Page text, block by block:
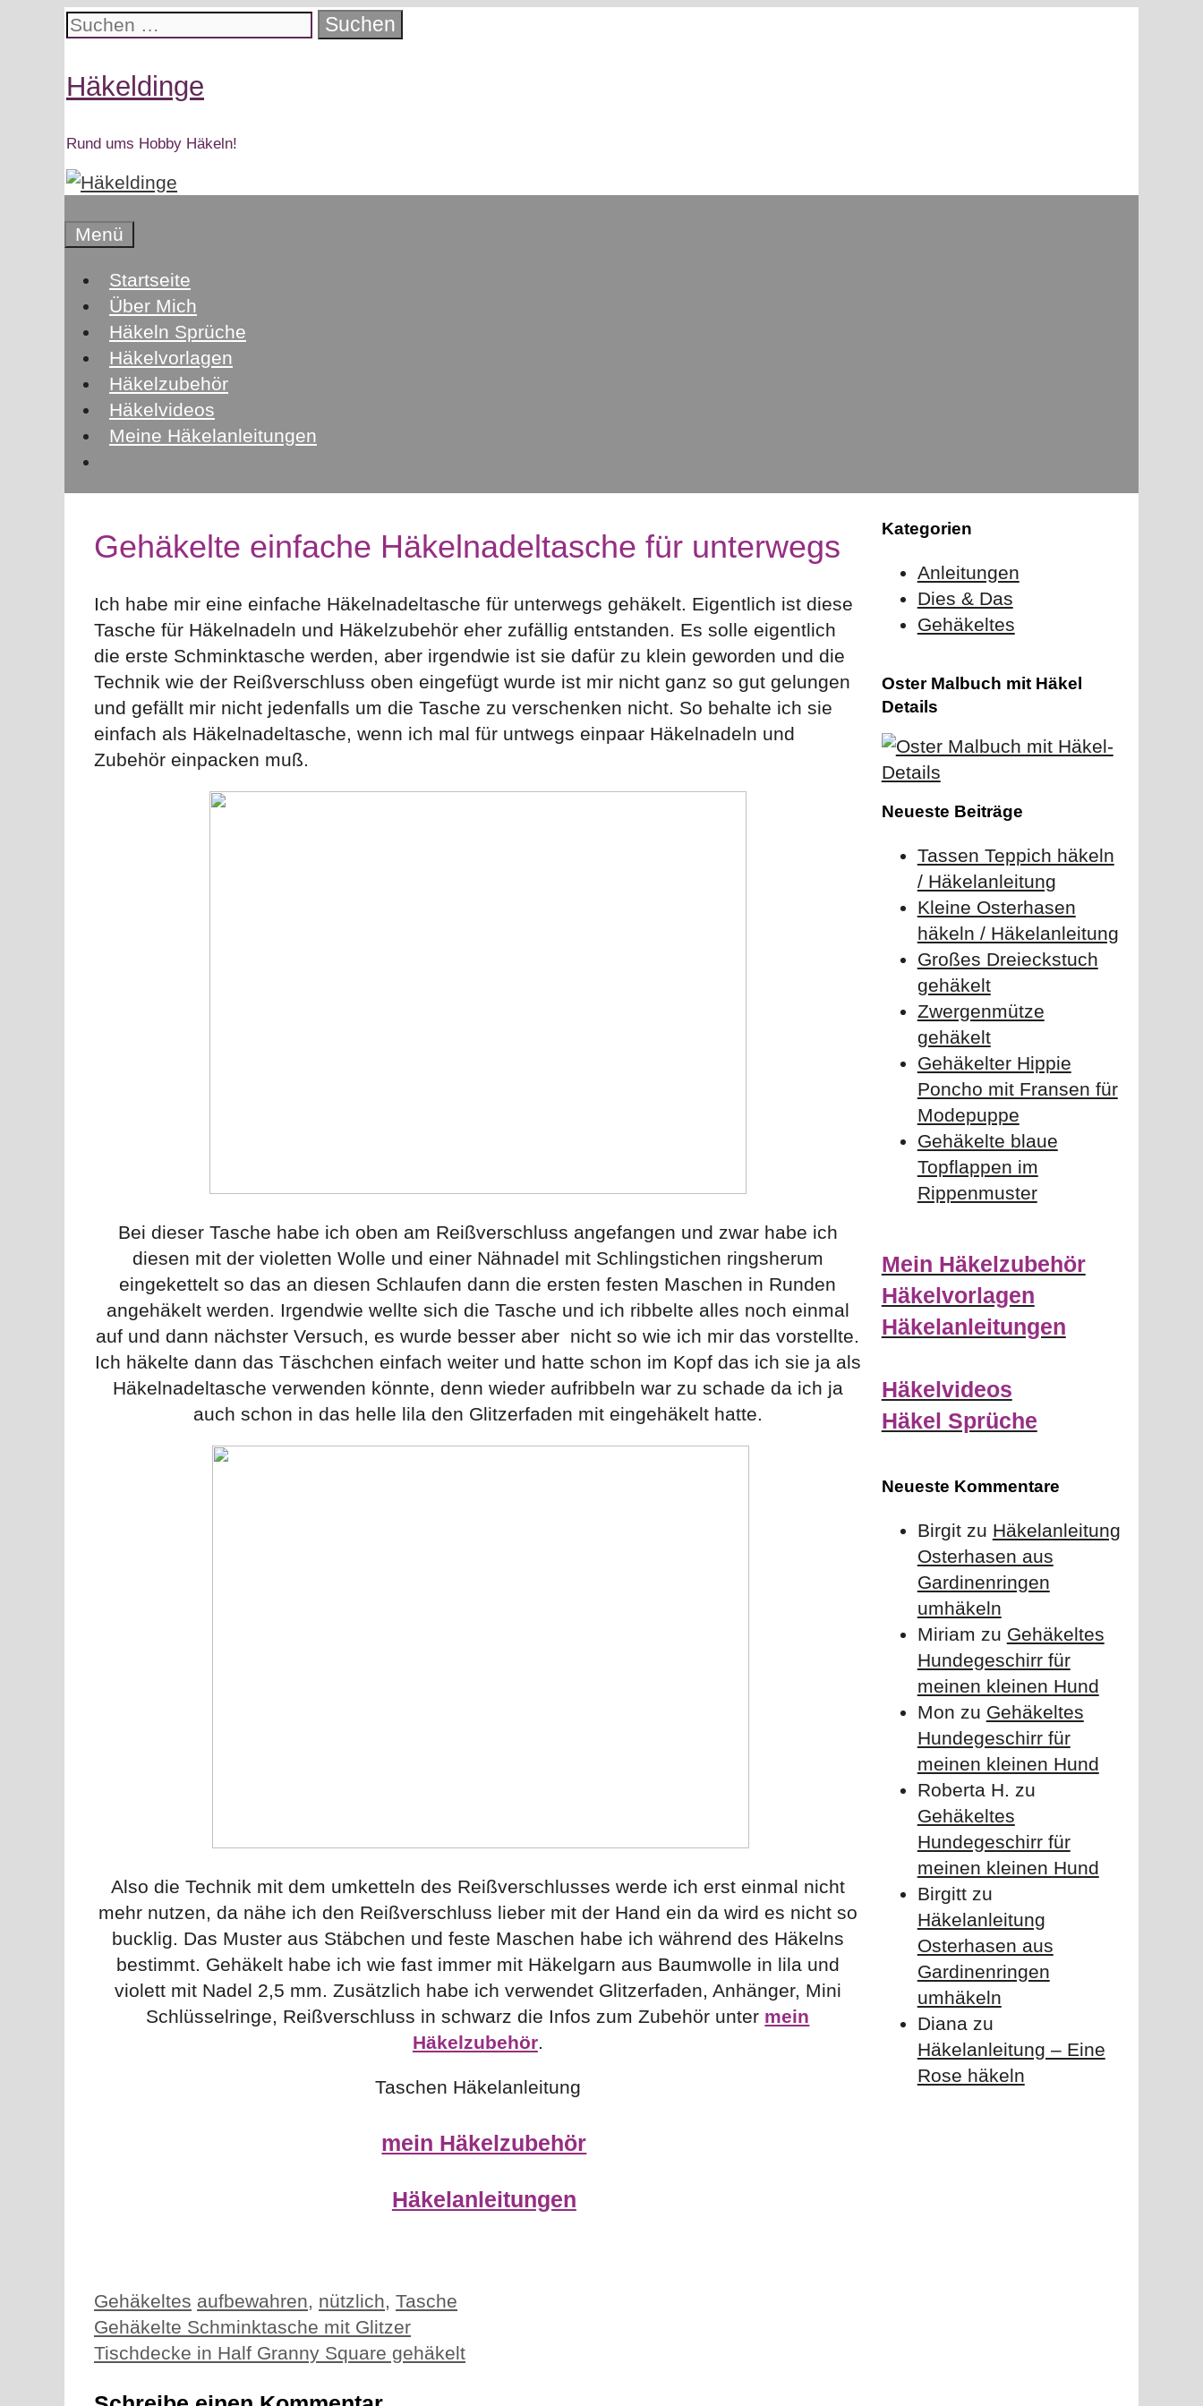
Suchen
Häkeldinge
Rund ums Hobby Häkeln!
Menü
Startseite
Über Mich
Häkeln Sprüche
Häkelvorlagen
Häkelzubehör
Häkelvideos
Meine Häkelanleitungen
Gehäkelte einfache Häkelnadeltasche für unterwegs
Ich habe mir eine einfache Häkelnadeltasche für unterwegs gehäkelt. Eigentlich ist diese
Tasche für Häkelnadeln und Häkelzubehör eher zufällig entstanden. Es solle eigentlich
die erste Schminktasche werden, aber irgendwie ist sie dafür zu klein geworden und die
Technik wie der Reißverschluss oben eingefügt wurde ist mir nicht ganz so gut gelungen
und gefällt mir nicht jedenfalls um die Tasche zu verschenken nicht. So behalte ich sie
einfach als Häkelnadeltasche, wenn ich mal für untwegs einpaar Häkelnadeln und
Zubehör einpacken muß.
Bei dieser Tasche habe ich oben am Reißverschluss angefangen und zwar habe ich
diesen mit der violetten Wolle und einer Nähnadel mit Schlingstichen ringsherum
eingekettelt so das an diesen Schlaufen dann die ersten festen Maschen in Runden
angehäkelt werden. Irgendwie wellte sich die Tasche und ich ribbelte alles noch einmal
auf und dann nächster Versuch, es wurde besser aber nicht so wie ich mir das vorstellte.
Ich häkelte dann das Täschchen einfach weiter und hatte schon im Kopf das ich sie ja als
Häkelnadeltasche verwenden könnte, denn wieder aufribbeln war zu schade da ich ja
auch schon in das helle lila den Glitzerfaden mit eingehäkelt hatte.
Also die Technik mit dem umketteln des Reißverschlusses werde ich erst einmal nicht
mehr nutzen, da nähe ich den Reißverschluss lieber mit der Hand ein da wird es nicht so
bucklig. Das Muster aus Stäbchen und feste Maschen habe ich während des Häkelns
bestimmt. Gehäkelt habe ich wie fast immer mit Häkelgarn aus Baumwolle in lila und
violett mit Nadel 2,5 mm. Zusätzlich habe ich verwendet Glitzerfaden, Anhänger, Mini
Schlüsselringe, Reißverschluss in schwarz die Infos zum Zubehör unter mein
Häkelzubehör.
Taschen Häkelanleitung
mein Häkelzubehör
Häkelanleitungen
Kategorien
Gehäkeltes Schlagwörter
aufbewahren nützlich Tasche
Gehäkelte Schminktasche mit Glitzer
Tischdecke in Half Granny Square gehäkelt
Kategorien
Anleitungen
Dies & Das
Gehäkeltes
Oster Malbuch mit Häkel
Details
Neueste Beiträge
Tassen Teppich häkeln
/ Häkelanleitung
Kleine Osterhasen
häkeln / Häkelanleitung
Großes Dreieckstuch
gehäkelt
Zwergenmütze
gehäkelt
Gehäkelter Hippie
Poncho mit Fransen für
Modepuppe
Gehäkelte blaue
Topflappen im
Rippenmuster
Mein Häkelzubehör
Häkelvorlagen
Häkelanleitungen
Häkelvideos
Häkel Sprüche
Neueste Kommentare
Birgitzu Häkelanleitung
Osterhasen aus
Gardinenringen
umhäkeln
Miriam zu Gehäkeltes
Hundegeschirr für
meinen kleinen Hund
Mon zu Gehäkeltes
Hundegeschirr für
meinen kleinen Hund
Roberta H. zu
Gehäkeltes
Hundegeschirr für
meinen kleinen Hund
Birgittzu
Häkelanleitung
Osterhasen aus
Gardinenringen
umhäkeln
Dianazu
Häkelanleitung – Eine
Rose häkeln